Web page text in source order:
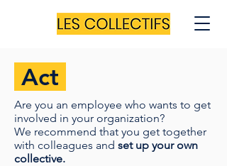
Act
Are you an employee who wants to get
involved in your organization?
We recommend that you get together
with colleagues and set up your own
collective.